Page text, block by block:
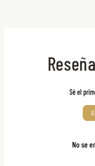
Sé el
No se